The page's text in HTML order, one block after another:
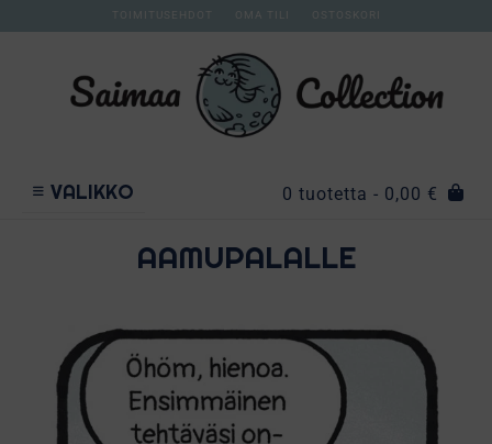
TOIMITUSEHDOT OMA TILI OSTOSKORI
VALIKKO 0 tuotetta - 0,00 €
AAMUPALALLE